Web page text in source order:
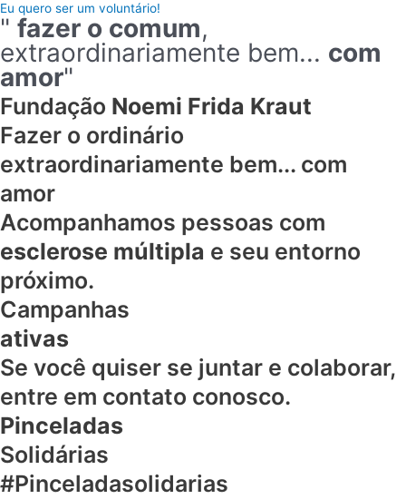
Eu quero ser um voluntário!
" fazer o comum,
extraordinariamente bem... com
amor"
Fundação Noemi Frida Kraut
Fazer o ordinário
extraordinariamente bem... com
amor
Acompanhamos pessoas com
esclerose múltipla e seu entorno
próximo.
Campanhas
ativas
Se você quiser se juntar e colaborar,
entre em contato conosco.
Pinceladas
Solidárias
#Pinceladasolidarias